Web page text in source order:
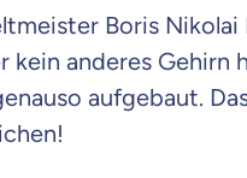
Boris Nikolai
kein anderes Gehirn
aufgebaut.